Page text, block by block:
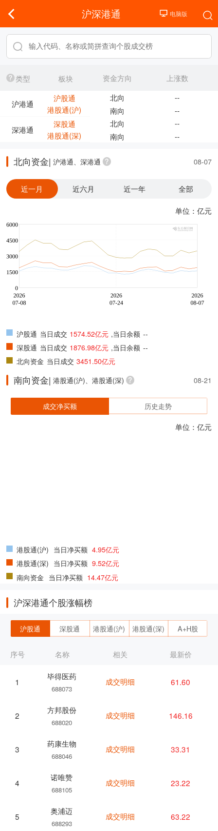
沪深港通
类型 板块
沪港通
沪股通
港股通(沪)
深港通
深股通
港股通(深)
资金方向
上涨数
北向
--
南向
--
北向
--
南向
--
北向资金| 沪港通、深港通 08-07
近一月 近六月 近一年 全部
单位：亿元
沪股通 当日成交 1574.52亿元 ,当日余额 --
深股通 当日成交 1876.98亿元 ,当日余额 --
北向资金 当日成交 3451.50亿元
南向资金| 港股通(沪)、港股通(深) 08-21
成交净买额 历史走势
单位：亿元
港股通(沪) 当日净买额 4.95亿元
港股通(深) 当日净买额 9.52亿元
南向资金 当日净买额 14.47亿元
沪深港通个股涨幅榜
沪股通 深股通 港股通(沪) 港股通(深) A+H股
序号 名称
1
毕得医药
688073
2
方邦股份
688020
3
药康生物
688046
4
诺唯赞
688105
5
奥浦迈
688293
相关 最新价
成交明细 61.60
成交明细 146.16
成交明细 33.31
成交明细 23.22
成交明细 63.22